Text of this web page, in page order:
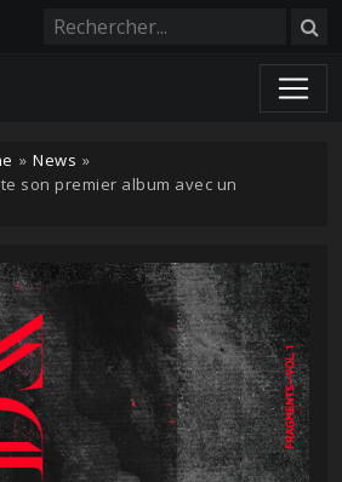
» News »
son premier album avec un
cookies